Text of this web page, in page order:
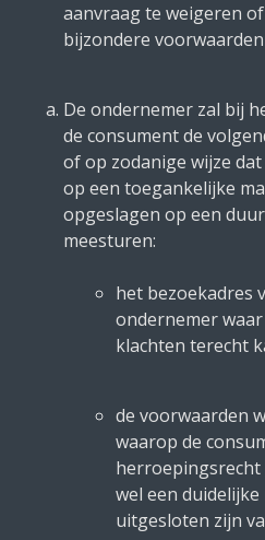
aanvraag te weigeren
bijzondere
De ondernemer zal bij
de consument de
of op zodanige wijze
op een toegankelijke
opgeslagen op een
meesturen:
het bezoekadres
ondernemer
klachten terecht
de voorwaarden
waarop de
herroepingsrecht
wel een
uitgesloten zijn